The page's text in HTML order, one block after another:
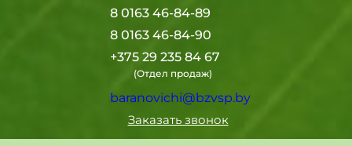
8 0163 46-84-89
8 0163 46-84-90
+375 29 235 84 67
(Отдел продаж)
baranovichi@bzvsp.by
Заказать звонок